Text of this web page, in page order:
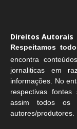
Direitos Autorais
Respeitamos
encontra
jornaliticas em
informações. No
respectivas fontes
assim todos os
autores/produtores.